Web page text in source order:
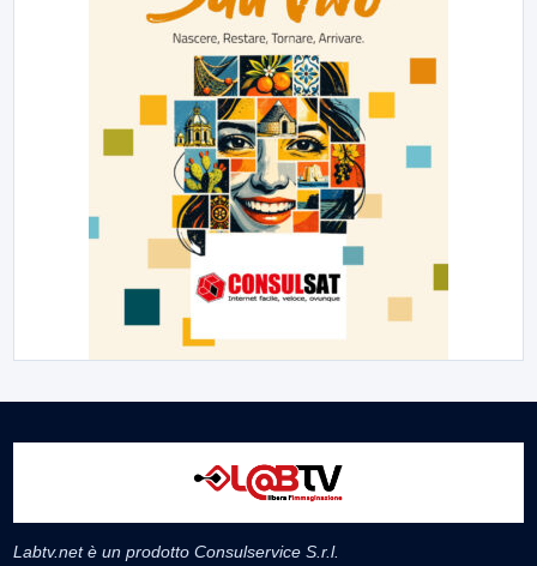
Labtv.net è un prodotto Consulservice S.r.l.